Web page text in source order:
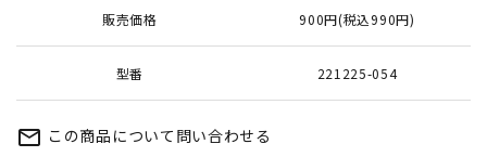
販売価格 900円(税込990円)
型番 221225-054
mail_outline この商品について問い合わせる